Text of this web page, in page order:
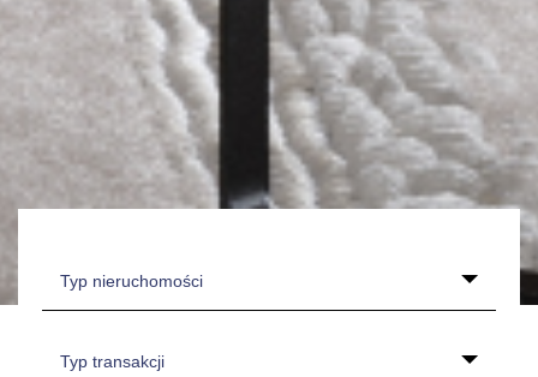
Typ nieruchomości
Typ transakcji